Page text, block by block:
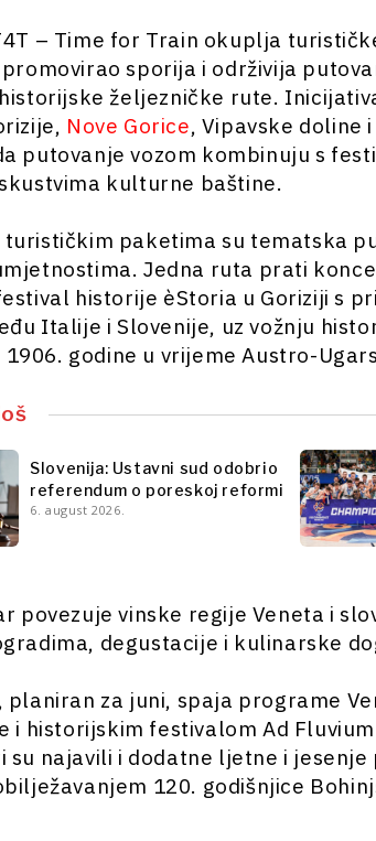
– Time for Train okuplja
sporija i održivija
željezničke rute.
Nove Gorice, Vipavske doline
putovanje vozom kombinuju s
kulturne baštine.
turističkim paketima su tematska
Jedna ruta prati
historije èStoria u Goriziji s
Italije i Slovenije, uz vožnju
godine u vrijeme Austro-
Slovenija: Ustavni sud odobrio
referendum o poreskoj reformi
6. august 2026.
povezuje vinske regije Veneta i
degustacije i kulinarske
planiran za juni, spaja programe
i historijskim festivalom Ad
su najavili i dodatne ljetne i
120. godišnjice